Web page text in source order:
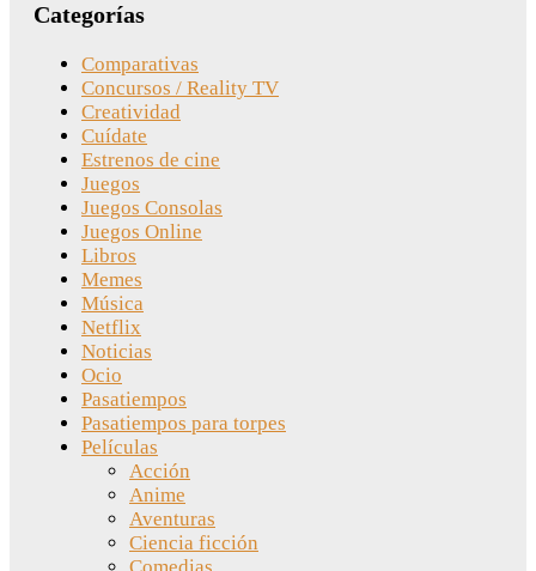
Categorías
Comparativas
Concursos / Reality TV
Creatividad
Cuídate
Estrenos de cine
Juegos
Juegos Consolas
Juegos Online
Libros
Memes
Música
Netflix
Noticias
Ocio
Pasatiempos
Pasatiempos para torpes
Películas
Acción
Anime
Aventuras
Ciencia ficción